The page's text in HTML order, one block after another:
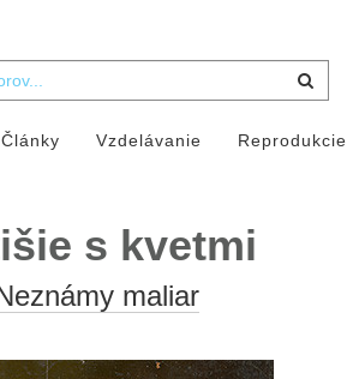
Články Vzdelávanie Reprodukcie
s kvetmi
maliar